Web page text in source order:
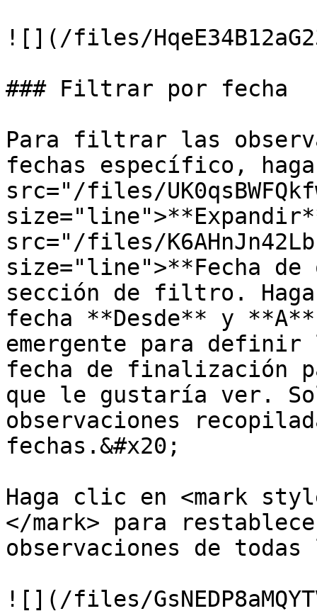
![](/files/
### Filtrar por fecha
Para filtrar las
fechas específico,
src="/files/
src="/files/
size="line">**Fecha
sección de filtro.
fecha **Desde** y
emergente para
fecha de finalización
que le gustaría ver.
observaciones
fechas.&#x20;
Haga clic en <mark
</mark> para
observaciones de
![](/files/